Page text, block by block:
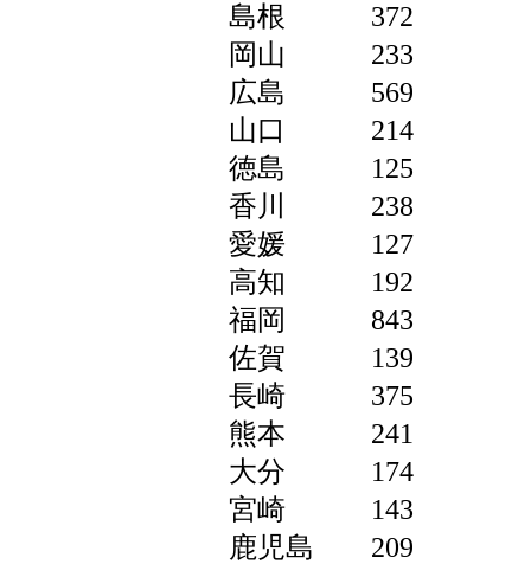
島根 372
岡山 233
広島 569
山口 214
徳島 125
香川 238
愛媛 127
高知 192
福岡 843
佐賀 139
長崎 375
熊本 241
大分 174
宮崎 143
鹿児島 209